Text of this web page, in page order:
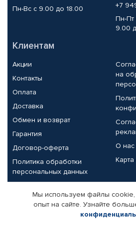
Пн-Вс с 9.00 до 18.00
+7
Пн-Пт
9.00
Клиентам
Акции
Контакты
Оплата
Доставка
Обмен и возврат
Гарантия
Договор-оферта
Политика обработки
персональных данных
на
О нас
Карта
Партнерам
Корпоративным клиентам
Мы используем файлы cookie,
опыт на сайте. Узнайте